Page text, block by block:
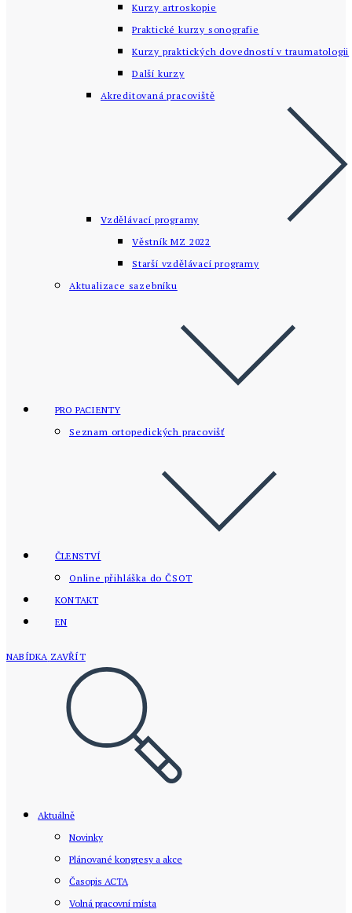
Kurzy artroskopie
Praktické kurzy sonografie
Kurzy praktických dovedností v traumatologii
Další kurzy
Akreditovaná pracoviště
Vzdělávací programy
Věstník MZ 2022
Starší vzdělávací­ programy
Aktualizace sazebníku
PRO PACIENTY
Seznam ortopedických pracovišť
ČLENSTVÍ
Online přihláška do ČSOT
KONTAKT
EN
NABÍDKA ZAVŘÍT
Aktuálně
Novinky
Plánované kongresy a akce
Časopis ACTA
Volná pracovní místa